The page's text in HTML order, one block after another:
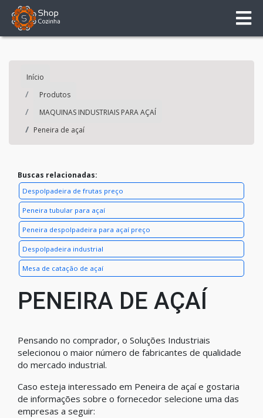
Início
Produtos
MAQUINAS INDUSTRIAIS PARA AÇAÍ
Peneira de açaí
Buscas relacionadas:
Despolpadeira de frutas preço
Peneira tubular para açaí
Peneira despolpadeira para açaí preço
Despolpadeira industrial
Mesa de catação de açaí
PENEIRA DE AÇAÍ
Pensando no comprador, o Soluções Industriais
selecionou o maior número de fabricantes de qualidade
do mercado industrial.
Caso esteja interessado em Peneira de açaí e gostaria
de informações sobre o fornecedor selecione uma das
empresas a seguir: